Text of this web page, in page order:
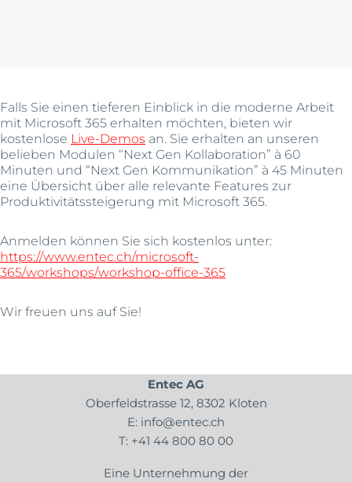
Falls Sie einen tieferen Einblick in die moderne Arbeit
mit Microsoft 365 erhalten möchten, bieten wir
kostenlose Live-Demos an. Sie erhalten an unseren
belieben Modulen “Next Gen Kollaboration” à 60
Minuten und “Next Gen Kommunikation” à 45 Minuten
eine Übersicht über alle relevante Features zur
Produktivitätssteigerung mit Microsoft 365.
Anmelden können Sie sich kostenlos unter:
https://www.entec.ch/microsoft-
365/workshops/workshop-office-365
Wir freuen uns auf Sie!
Entec AG
Oberfeldstrasse 12, 8302 Kloten
E: info@entec.ch
T: +41 44 800 80 00
Eine Unternehmung der